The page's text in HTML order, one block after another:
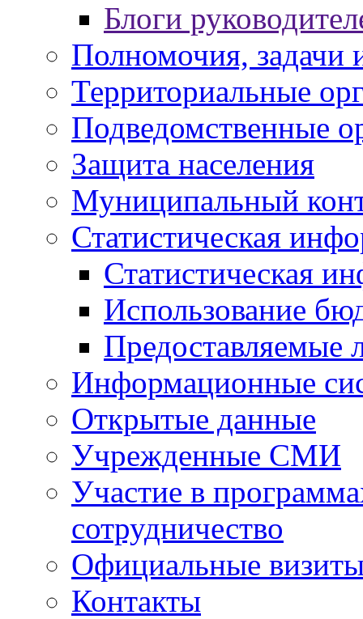
Блоги
Полномочия, задачи
Территориальные
Подведомственные
Защита населения
Муниципальный
Статистическая
Статистическая
Использование
Предоставляемые
Информационные
Открытые данные
Учрежденные СМИ
Участие в
сотрудничество
Официальные
Контакты